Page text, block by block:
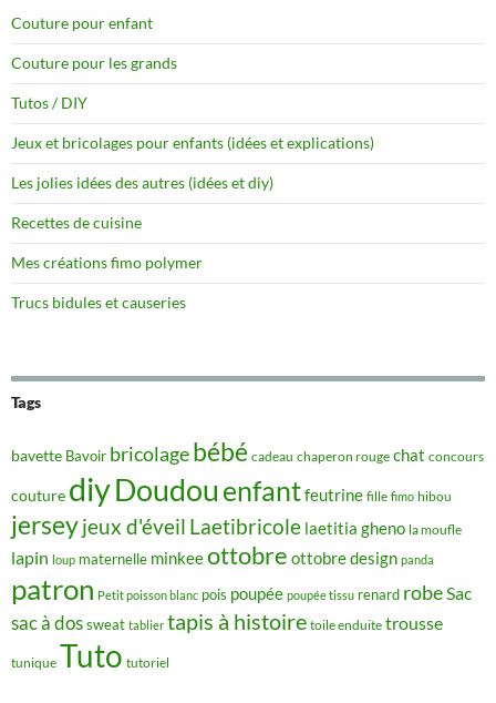
Couture pour enfant
Couture pour les grands
Tutos / DIY
Jeux et bricolages pour enfants (idées et explications)
Les jolies idées des autres (idées et diy)
Recettes de cuisine
Mes créations fimo polymer
Trucs bidules et causeries
Tags
bavette Bavoir bricolagebébé cadeau chaperon rouge chat concours
couture diyDoudou enfantfeutrine fille fimo hibou
jerseyjeux d'éveil Laetibricole laetitia gheno la moufle
lapin loup maternelle minkeeottobre ottobre design panda
patron Petit poisson blanc pois poupée poupée tissu renard robeSac
sac à dossweat tablier tapis à histoire toile enduite trousse
tunique Tuto tutoriel